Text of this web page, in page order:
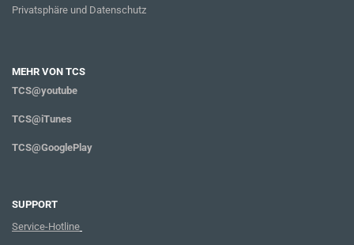
Privatsphäre und Datenschutz
MEHR VON TCS
TCS@youtube
TCS@iTunes
TCS@GooglePlay
SUPPORT
Service-Hotline